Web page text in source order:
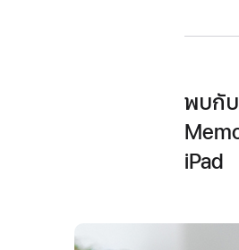
พบกั
iPad